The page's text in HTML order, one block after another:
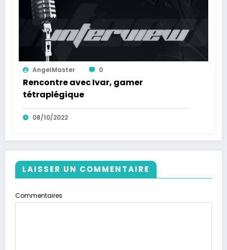
AngelMaster 0
Rencontre avec Ivar, gamer
tétraplégique
08/10/2022
LAISSER UN COMMENTAIRE
Commentaires